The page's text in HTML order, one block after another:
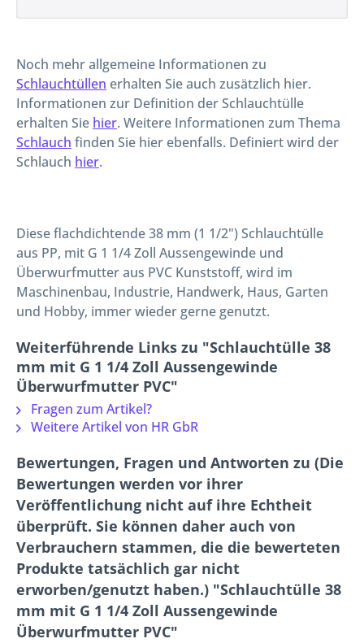
Noch mehr allgemeine Informationen zu
Schlauchtüllen erhalten Sie auch zusätzlich hier.
Informationen zur Definition der Schlauchtülle
erhalten Sie hier. Weitere Informationen zum Thema
Schlauch finden Sie hier ebenfalls. Definiert wird der
Schlauch hier.
Diese flachdichtende 38 mm (1 1/2") Schlauchtülle
aus PP, mit G 1 1/4 Zoll Aussengewinde und
Überwurfmutter aus PVC Kunststoff, wird im
Maschinenbau, Industrie, Handwerk, Haus, Garten
und Hobby, immer wieder gerne genutzt.
Weiterführende Links zu "Schlauchtülle 38
mm mit G 1 1/4 Zoll Aussengewinde
Überwurfmutter PVC"
Fragen zum Artikel?
Weitere Artikel von HR GbR
Bewertungen, Fragen und Antworten zu (Die
Bewertungen werden vor ihrer
Veröffentlichung nicht auf ihre Echtheit
überprüft. Sie können daher auch von
Verbrauchern stammen, die die bewerteten
Produkte tatsächlich gar nicht
erworben/genutzt haben.) "Schlauchtülle 38
mm mit G 1 1/4 Zoll Aussengewinde
Überwurfmutter PVC"